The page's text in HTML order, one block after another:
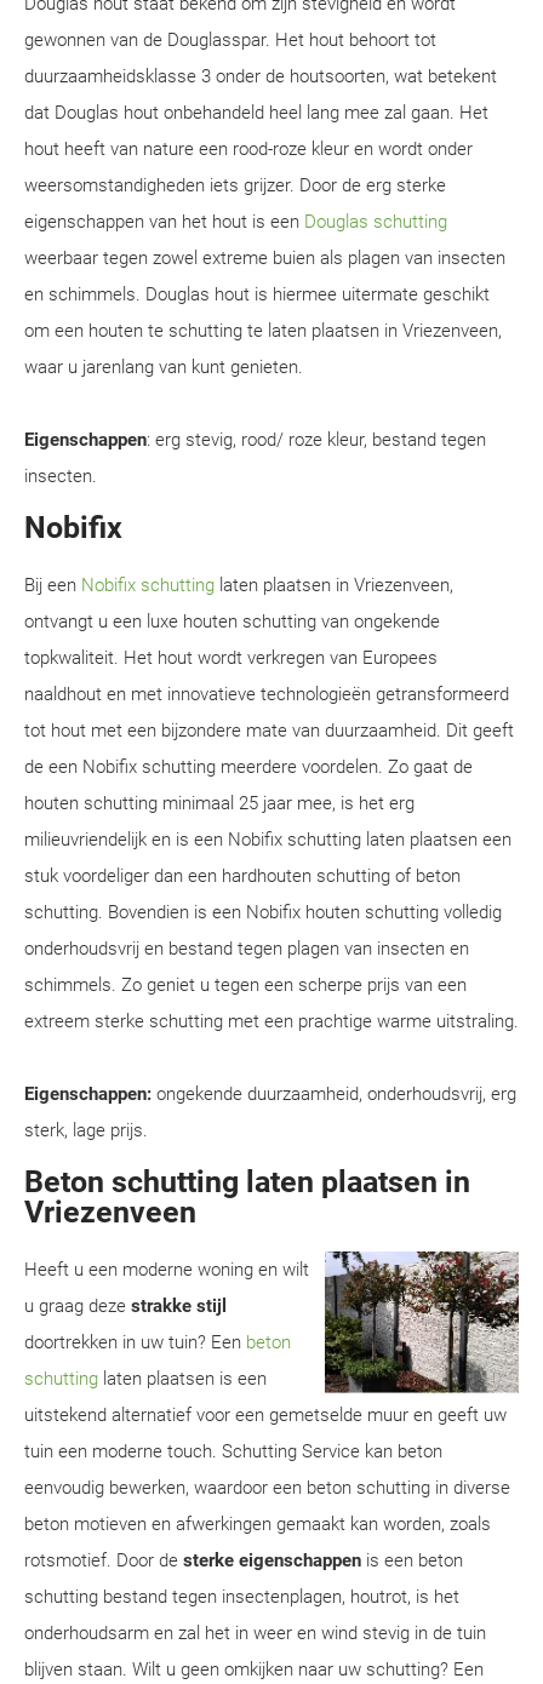
gewonnen van de Douglasspar. Het hout behoort tot
duurzaamheidsklasse 3 onder de houtsoorten, wat betekent
dat Douglas hout onbehandeld heel lang mee zal gaan. Het
hout heeft van nature een rood-roze kleur en wordt onder
weersomstandigheden iets grijzer. Door de erg sterke
eigenschappen van het hout is een Douglas schutting
weerbaar tegen zowel extreme buien als plagen van insecten
en schimmels. Douglas hout is hiermee uitermate geschikt
om een houten te schutting te laten plaatsen in Vriezenveen,
waar u jarenlang van kunt genieten.
Eigenschappen: erg stevig, rood/ roze kleur, bestand tegen
insecten.
Nobifix
Bij een Nobifix schutting laten plaatsen in Vriezenveen,
ontvangt u een luxe houten schutting van ongekende
topkwaliteit. Het hout wordt verkregen van Europees
naaldhout en met innovatieve technologieën getransformeerd
tot hout met een bijzondere mate van duurzaamheid. Dit geeft
de een Nobifix schutting meerdere voordelen. Zo gaat de
houten schutting minimaal 25 jaar mee, is het erg
milieuvriendelijk en is een Nobifix schutting laten plaatsen een
stuk voordeliger dan een hardhouten schutting of beton
schutting. Bovendien is een Nobifix houten schutting volledig
onderhoudsvrij en bestand tegen plagen van insecten en
schimmels. Zo geniet u tegen een scherpe prijs van een
extreem sterke schutting met een prachtige warme uitstraling.
Eigenschappen: ongekende duurzaamheid, onderhoudsvrij, erg
sterk, lage prijs.
Beton schutting laten plaatsen in
Vriezenveen
Heeft u een moderne woning en wilt
u graag deze strakke stijl
doortrekken in uw tuin? Een beton
schutting laten plaatsen is een
uitstekend alternatief voor een gemetselde muur en geeft uw
tuin een moderne touch. Schutting Service kan beton
eenvoudig bewerken, waardoor een beton schutting in diverse
beton motieven en afwerkingen gemaakt kan worden, zoals
rotsmotief. Door de sterke eigenschappen is een beton
schutting bestand tegen insectenplagen, houtrot, is het
onderhoudsarm en zal het in weer en wind stevig in de tuin
blijven staan. Wilt u geen omkijken naar uw schutting? Een